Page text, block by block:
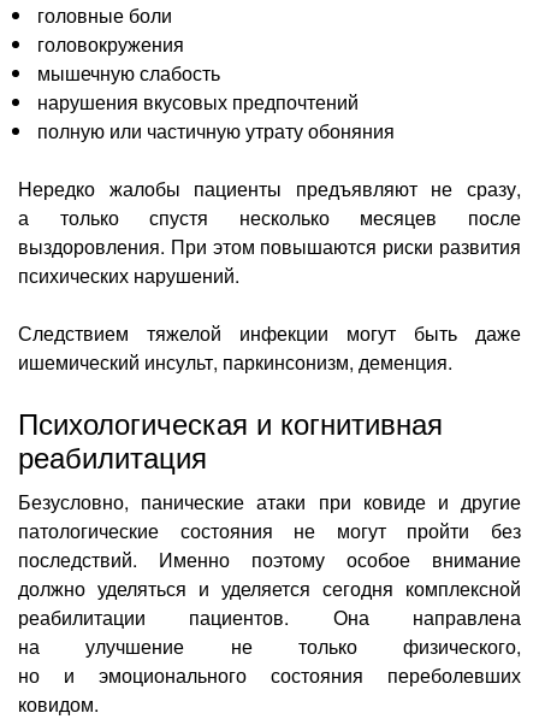
головные боли
головокружения
мышечную слабость
нарушения вкусовых предпочтений
полную или частичную утрату обоняния
Нередко жалобы пациенты предъявляют не сразу,
а только спустя несколько месяцев после
выздоровления. При этом повышаются риски развития
психических нарушений.
Следствием тяжелой инфекции могут быть даже
ишемический инсульт, паркинсонизм, деменция.
Психологическая и когнитивная
реабилитация
Безусловно, панические атаки при ковиде и другие
патологические состояния не могут пройти без
последствий. Именно поэтому особое внимание
должно уделяться и уделяется сегодня комплексной
реабилитации пациентов. Она направлена
на улучшение не только физического,
но и эмоционального состояния переболевших
ковидом.